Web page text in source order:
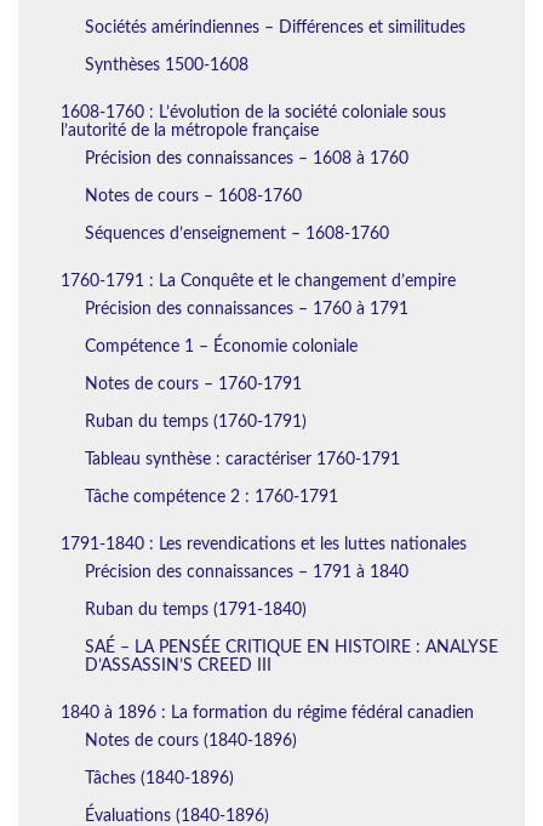
Sociétés amérindiennes – Différences et similitudes
Synthèses 1500-1608
1608-1760 : L’évolution de la société coloniale sous
l’autorité de la métropole française
Précision des connaissances – 1608 à 1760
Notes de cours – 1608-1760
Séquences d’enseignement – 1608-1760
1760-1791 : La Conquête et le changement d’empire
Précision des connaissances – 1760 à 1791
Compétence 1 – Économie coloniale
Notes de cours – 1760-1791
Ruban du temps (1760-1791)
Tableau synthèse : caractériser 1760-1791
Tâche compétence 2 : 1760-1791
1791-1840 : Les revendications et les luttes nationales
Précision des connaissances – 1791 à 1840
Ruban du temps (1791-1840)
SAÉ – LA PENSÉE CRITIQUE EN HISTOIRE : ANALYSE
D’ASSASSIN’S CREED III
1840 à 1896 : La formation du régime fédéral canadien
Notes de cours (1840-1896)
Tâches (1840-1896)
Évaluations (1840-1896)